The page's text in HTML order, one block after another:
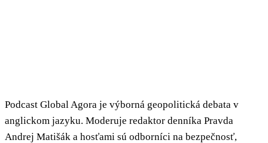
Podcast Global Agora je výborná geopolitická debata v
anglickom jazyku. Moderuje redaktor denníka Pravda
Andrej Matišák a hosťami sú odborníci na bezpečnosť,